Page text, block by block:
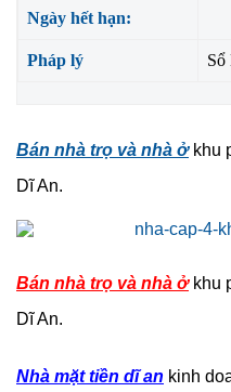
Ngày hết hạn:
Pháp lý Sổ
Bán nhà trọ và nhà ởkhu
Dĩ An.
Bán nhà trọ và nhà ởkhu
Dĩ An.
Nhà mặt tiền dĩ an kinh